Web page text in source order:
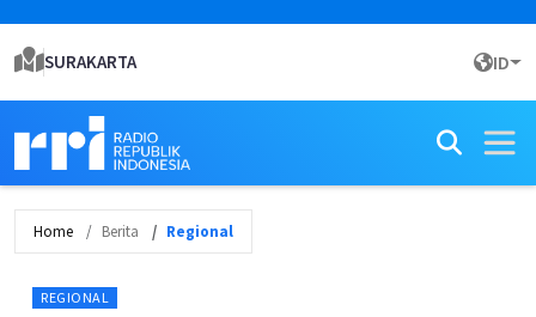
SURAKARTA ID
Home Berita Regional
REGIONAL